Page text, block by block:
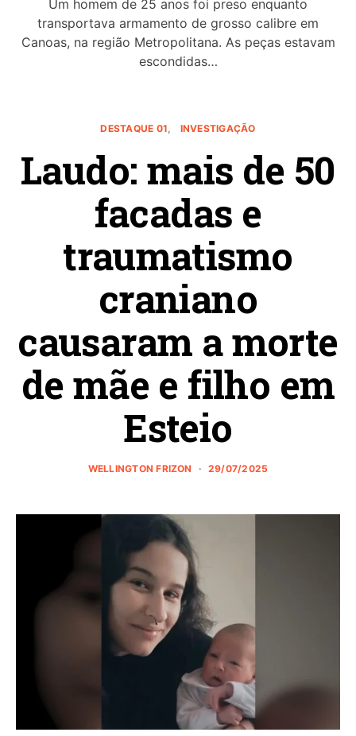
Um homem de 25 anos foi preso enquanto
transportava armamento de grosso calibre em
Canoas, na região Metropolitana. As peças estavam
escondidas…
DESTAQUE 01 INVESTIGAÇÃO
Laudo: mais de 50
facadas e
traumatismo
craniano
causaram a morte
de mãe e filho em
Esteio
WELLINGTON FRIZON 29/07/2025